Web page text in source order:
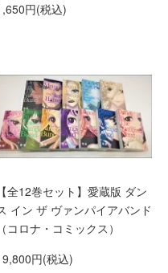
円(税込)
【全12巻セット】愛蔵版 ダン
イン ザ ヴァンパイアバンド
（コロナ・コミックス）
円(税込)